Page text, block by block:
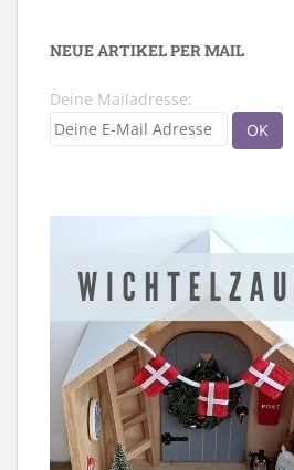
NEUE ARTIKEL PER MAIL
Deine Mailadresse: